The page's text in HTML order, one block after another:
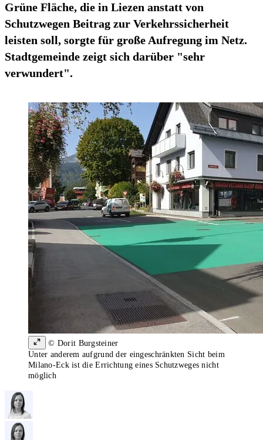
Grüne Fläche, die in Liezen anstatt von
Schutzwegen Beitrag zur Verkehrssicherheit
leisten soll, sorgte für große Aufregung im Netz.
Stadtgemeinde zeigt sich darüber "sehr
verwundert".
© Dorit Burgsteiner
Unter anderem aufgrund der eingeschränkten Sicht beim
Milano-Eck ist die Errichtung eines Schutzweges nicht
möglich